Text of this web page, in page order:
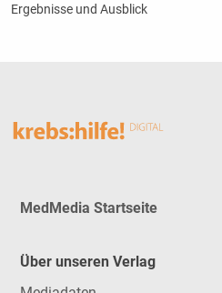
Ergebnisse und Ausblick
MedMedia Startseite
Über unseren Verlag